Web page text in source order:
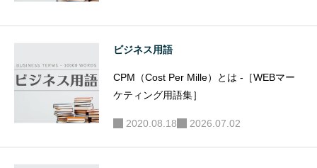
ビジネス用語
CPM（Cost Per Mille）とは -［WEBマー
ケティング用語集］
2020.08.18 2026.07.02